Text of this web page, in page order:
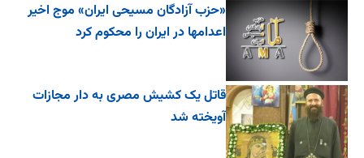
«حزب آزادگان مسیحی ایران» موج اخیر
اعدامها در ایران را محکوم کرد
قاتل یک کشیش مصری به دار مجازات
آویخته شد